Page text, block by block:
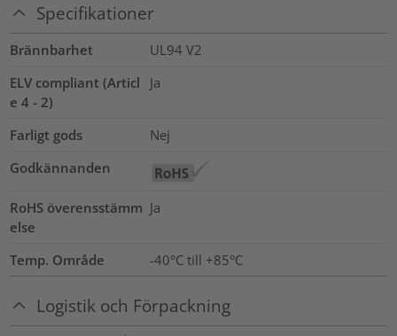
Specifikationer
Brännbarhet
UL94 V2
ELV compliant (Articl
e 4 - 2)
Ja
Farligt gods
Nej
Godkännanden
RoHS överensstämm
else
Ja
Temp. Område -40°C till +85°C
Logistik och Förpackning